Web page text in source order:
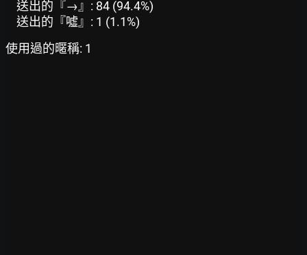
送出的『→』: 84 (94.4%)
送出的『噓』: 1 (1.1%)
使用過的暱稱: 1